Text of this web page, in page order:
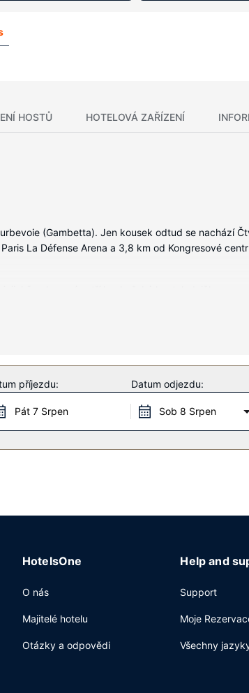
HOSTŮ HOTELOVÁ ZAŘÍZENÍ
(Gambetta). Jen kousek odtud se nachází
La Défense Arena a 3,8 km od Kongresové
obrazovkou, která nabízí satelitní kanály, dobrou
snídani, která se podává ve všední dny od 7:00
příjezdu:
Pát 7 Srpen
Datum odjezdu:
Sob 8 Srpen
HotelsOne
O nás
Majitelé hotelu
Otázky a odpovědi
Help and
Support
Moje
Všechny